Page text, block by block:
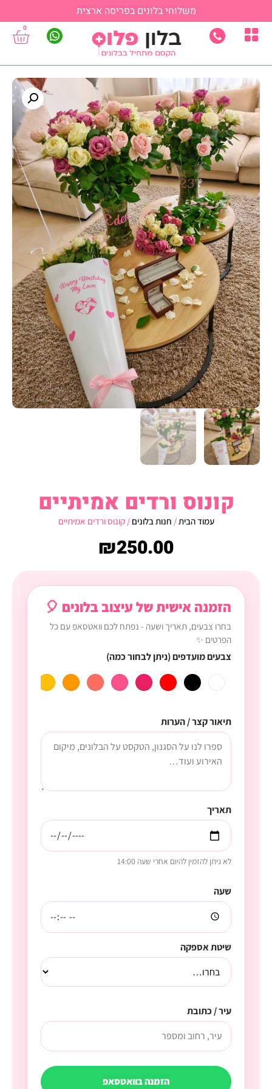
משלוחי בלונים בפריסה ארצית
0
קונוס ורדים אמיתיים
עמוד הבית / חנות בלונים / קונוס ורדים אמיתיים
₪250.00
הזמנה אישית של עיצוב בלונים 🎈
בחרו צבעים, תאריך ושעה - נפתח לכם וואטסאפ עם כל
הפרטים ✨
צבעים מועדפים (ניתן לבחור כמה)
תיאור קצר / הערות
תאריך
לא ניתן להזמין להיום אחרי שעה 14:00
שעה
שיטת אספקה
עיר / כתובת
הזמנה בוואטסאפ